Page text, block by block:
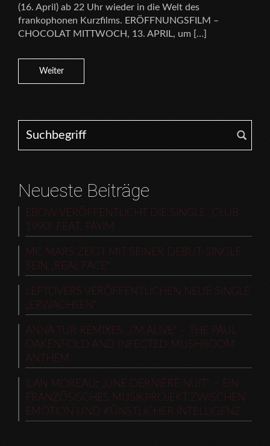
(16. April) ab 22 Uhr wieder in die Welt des
frankophonen Kurzfilms. ERÖFFNUNGSFILM –
CHOCOLAT MITTWOCH, 13. APRIL, um […]
Weiter
Search for:
Neueste Beiträge
EBOW VERÖFFENTLICHT DIE SINGLE „CLUB
1990“ FEAT. FAYIM
MC MARS ZEIGT MIT SEINER DEBUT-SINGLE
SEIN „REAL FACE“
LEFTOVERS VERÖFFENTLICHEN NEUE SINGLE
„ERWACHSEN“
ANNA TUR REMIXES „I’M ALIVE“ – THE PAUL
OAKENFOLD AND INFECTED MUSHROOM
ANTHEM
ILAN MOREAU: „UNE DERNIÈRE NUIT“ – EIN
FRANZÖSISCHES MUSIKPROJEKT ZWISCHEN
EMOTION UND KÜNSTLICHER INTELLIGENZ